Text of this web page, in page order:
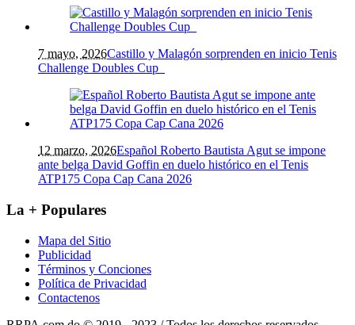
7 mayo, 2026Castillo y Malagón sorprenden en inicio Tenis
Challenge Doubles Cup
12 marzo, 2026Español Roberto Bautista Agut se impone
ante belga David Goffin en duelo histórico en el Tenis
ATP175 Copa Cap Cana 2026
La + Populares
Mapa del Sitio
Publicidad
Términos y Conciones
Política de Privacidad
Contactenos